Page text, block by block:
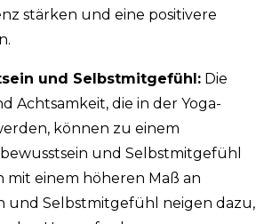
stärken und eine positivere
und Selbstmitgefühl: Die
Achtsamkeit, die in der Yoga-
können zu einem
und Selbstmitgefühl
mit einem höheren Maß an
und Selbstmitgefühl neigen dazu,